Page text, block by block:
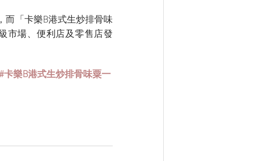
而「卡樂B港式生炒排骨味
市場、便利店及零售店發
#卡樂B港式生炒排骨味粟一